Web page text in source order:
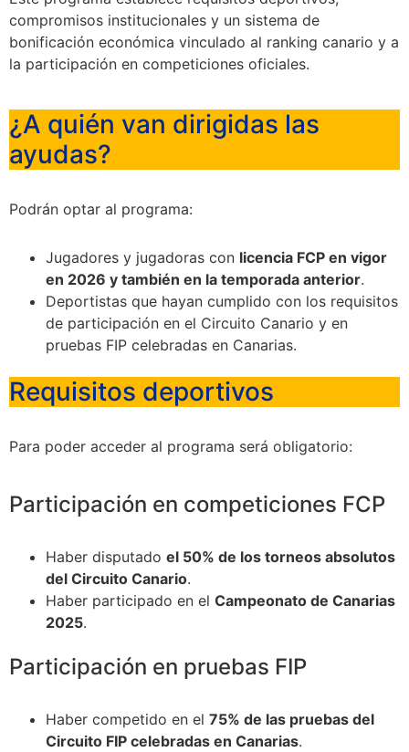
compromisos institucionales y un sistema de
bonificación económica vinculado al ranking canario y a
la participación en competiciones oficiales.
¿A quién van dirigidas las
ayudas?
Podrán optar al programa:
Jugadores y jugadoras con licencia FCP en vigor
en 2026 y también en la temporada anterior.
Deportistas que hayan cumplido con los requisitos
de participación en el Circuito Canario y en
pruebas FIP celebradas en Canarias.
Requisitos deportivos
Para poder acceder al programa será obligatorio:
Participación en competiciones FCP
Haber disputado el 50% de los torneos absolutos
del Circuito Canario.
Haber participado en el Campeonato de Canarias
2025.
Participación en pruebas FIP
Haber competido en el 75% de las pruebas del
Circuito FIP celebradas en Canarias.